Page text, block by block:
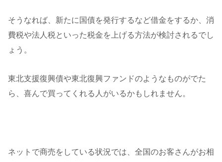
そうなれば、新たに国債を発行するなど借金をするか、消
費税や法人税といった税金を上げる方法が検討されるでし
ょう。
東北支援復興債や東北復興ファンドのようなものがでた
ら、喜んで買ってくれる人がいるかもしれません。
ネットで商売をしている状況では、全国のお客さんがお相